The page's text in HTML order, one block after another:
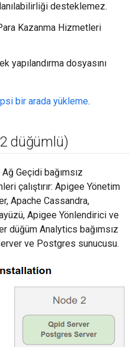
desteklemez.
Kazanma Hizmetleri
yapılandırma dosyasını
bir arada yükleme.
düğümlü)
Geçidi bağımsız
çalıştırır: Apigee Yönetim
Apache Cassandra,
Apigee Yönlendirici ve
düğüm Analytics bağımsız
ve Postgres sunucusu.